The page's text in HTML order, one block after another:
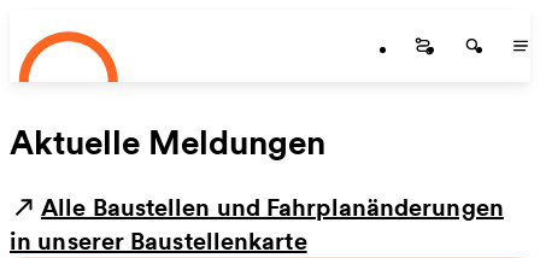
Zum Hauptinhalt springen
Startseite
Aktuelle Meldungen
Alle Baustellen und Fahrplanänderungen
in unserer Baustellenkarte